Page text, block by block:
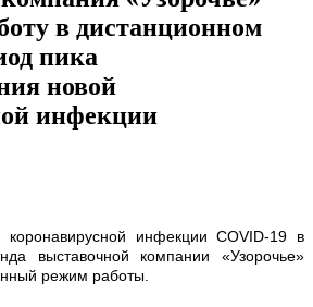
в дистанционном
пика
новой
инфекции
инфекцииCOVID-19 в
выставочной компании «Узорочье»
режим работы.